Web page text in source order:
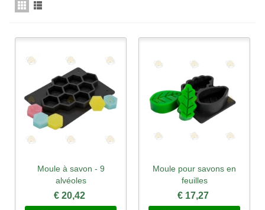
Moule à savon - 9
alvéoles
€ 20,42
Moule pour savons en
feuilles
€ 17,27